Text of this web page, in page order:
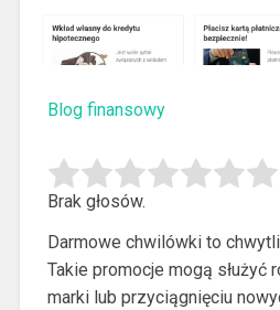
Blog finansowy
Brak głosów.
Darmowe chwilówki to
Takie promocje mogą służyć
marki lub przyciągnięciu